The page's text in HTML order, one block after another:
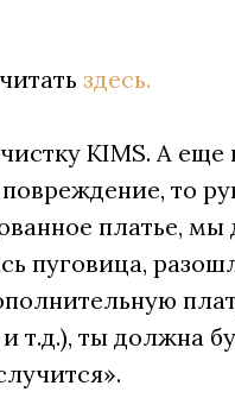
здесь.
KIMS. А еще
то
платье, мы
пуговица,
т.д.), ты должна